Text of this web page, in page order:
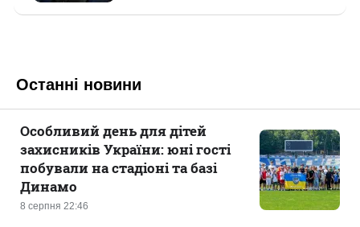
Останні новини
8 серпня 22:46
Особливий день для дітей
захисників України: юні гості
побували на стадіоні та базі
Динамо